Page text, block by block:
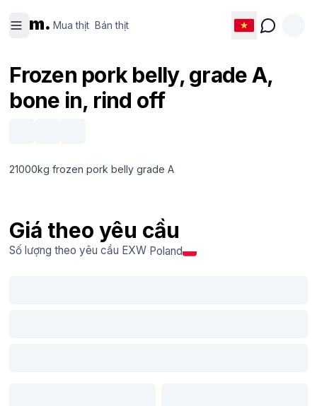
m. Mua thịt Bán thịt
Frozen pork belly, grade A,
bone in, rind off
21000kg frozen pork belly grade A
Giá theo yêu cầu
Số lượng theo yêu cầu EXW Poland